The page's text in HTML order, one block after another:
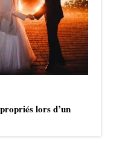
lors d’un